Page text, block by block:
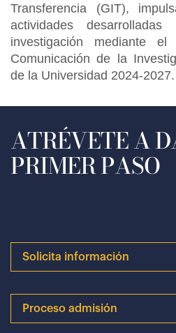
Transferencia (GIT),
actividades
investigación mediante
Comunicación de la
de la Universidad 2024-2027.
ATRÉVETE A
PRIMER PASO
Solicita información
Proceso admisión